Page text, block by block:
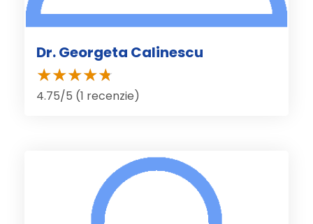
Dr. Georgeta Calinescu
4.75/5 (1 recenzie)